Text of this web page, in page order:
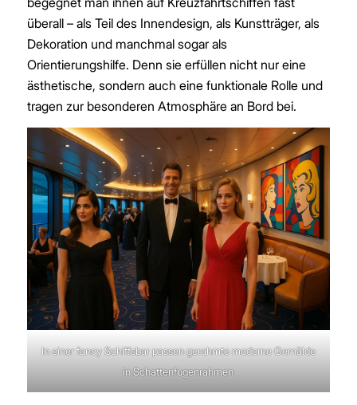
überall – als Teil des Innendesign, als Kunstträger, als
Dekoration und manchmal sogar als
Orientierungshilfe. Denn sie erfüllen nicht nur eine
ästhetische, sondern auch eine funktionale Rolle und
tragen zur besonderen Atmosphäre an Bord bei.
In einer fancy Schiffsbar passen gerahmte moderne Gemälde
in Schattenfugenrahmen